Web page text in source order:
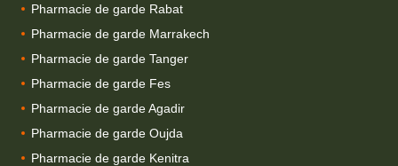
Pharmacie de garde Rabat
Pharmacie de garde Marrakech
Pharmacie de garde Tanger
Pharmacie de garde Fes
Pharmacie de garde Agadir
Pharmacie de garde Oujda
Pharmacie de garde Kenitra